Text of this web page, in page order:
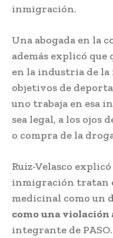
inmigración.
Una abogada en la
además explicó
en la industria de
objetivos de
uno trabaja en esa
sea legal, a los ojos
o compra de la
Ruiz-Velasco
inmigración tratan
medicinal como un
como una violación
integrante de PASO.